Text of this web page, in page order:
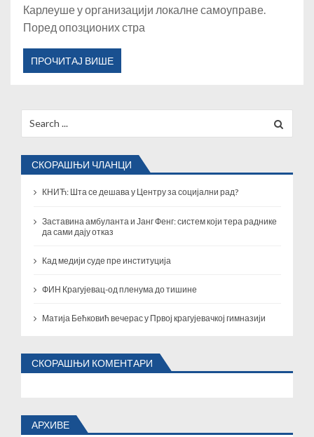
Карлеуше у организацији локалне самоуправе.
Поред опозционих стра
ПРОЧИТАЈ ВИШЕ
for:
СКОРАШЊИ ЧЛАНЦИ
КНИЋ: Шта се дешава у Центру за социјални рад?
Заставина амбуланта и Јанг Фенг: систем који тера раднике
да сами дају отказ
Кад медији суде пре институција
ФИН Крагујевац-од пленума до тишине
Матија Бећковић вечерас у Првој крагујевачкој гимназији
СКОРАШЊИ КОМЕНТАРИ
АРХИВЕ